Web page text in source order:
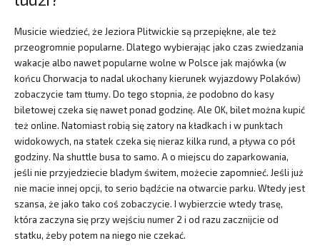
Musicie wiedzieć, że Jeziora Plitwickie są przepiękne, ale też
przeogromnie popularne. Dlatego wybierając jako czas zwiedzania
wakacje albo nawet popularne wolne w Polsce jak majówka (w
końcu Chorwacja to nadal ukochany kierunek wyjazdowy Polaków)
zobaczycie tam tłumy. Do tego stopnia, że podobno do kasy
biletowej czeka się nawet ponad godzinę. Ale OK, bilet można kupić
też online. Natomiast robią się zatory na kładkach i w punktach
widokowych, na statek czeka się nieraz kilka rund, a pływa co pół
godziny. Na shuttle busa to samo. A o miejscu do zaparkowania,
jeśli nie przyjedziecie bladym świtem, możecie zapomnieć. Jeśli już
nie macie innej opcji, to serio bądźcie na otwarcie parku. Wtedy jest
szansa, że jako tako coś zobaczycie. I wybierzcie wtedy trasę,
która zaczyna się przy wejściu numer 2 i od razu zacznijcie od
statku, żeby potem na niego nie czekać.